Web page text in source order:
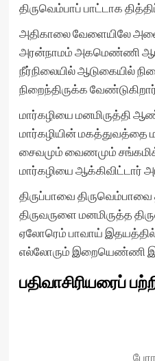
திருவெம்பாப் பாட்டாக
அதிகாலை வேளையிலே
அரன்நாமம் அகமெண்ணி
நீர்நிலையில் ஆடுகையில்
நிறைந்திருக்க
மார்கழியை மனமிருத்தி
மார்கழியின் மகத்துவத்தை
சைவமும் வைணமும்
மார்கழியை ஆக்கிவிட்டார்
திருப்பாவை திருவெம்பாவை
திருவருளை மனமிருத்த
ஏலோரெம் பாவாய் இதயத்தில்
எல்லோரும் இறையெண்ணி
பதிவாசிரியரைப்